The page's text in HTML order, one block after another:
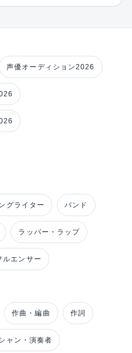
声優オーディション2026
グライター バンド
ラッパー・ラップ
ルエンサー
作曲・編曲 作詞
ャン・演奏者